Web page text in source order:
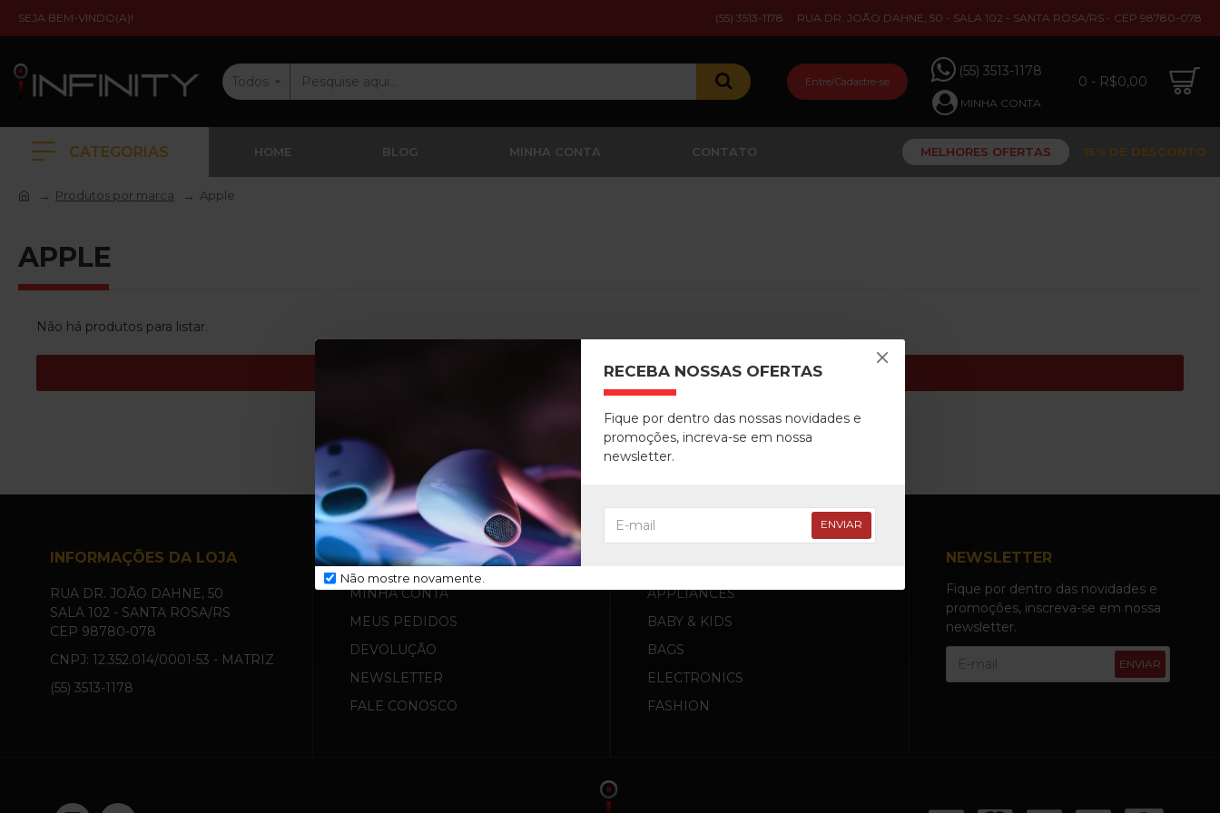
RECEBA NOSSAS OFERTAS
Fique por dentro das nossas novidades e
promoções, increva-se em nossa
newsletter.
ENVIAR
Não mostre novamente.
SEJA BEM-VINDO(A)! (55) 3513-1178 RUA DR. JOÃO DAHNE, 50 - SALA 102 - SANTA ROSA/RS - CEP 98780-078
Todos Entre/Cadastre-se
(55) 3513-1178
MINHA CONTA
0 - R$0,00
CATEGORIAS HOME BLOG MINHA CONTA CONTATO MELHORES OFERTAS 15% DE DESCONTO
Produtos por marca Apple
APPLE
Não há produtos para listar.
CONTINUAR
INFORMAÇÕES DA LOJA
RUA DR. JOÃO DAHNE, 50
SALA 102 - SANTA ROSA/RS
CEP 98780-078
CNPJ: 12.352.014/0001-53 - MATRIZ
(55) 3513-1178
MINHA CONTA
MINHA CONTA
MEUS PEDIDOS
DEVOLUÇÃO
NEWSLETTER
FALE CONOSCO
APPLIANCES
BABY & KIDS
BAGS
ELECTRONICS
FASHION
NEWSLETTER
Fique por dentro das novidades e
promoções, inscreva-se em nossa
newsletter.
ENVIAR